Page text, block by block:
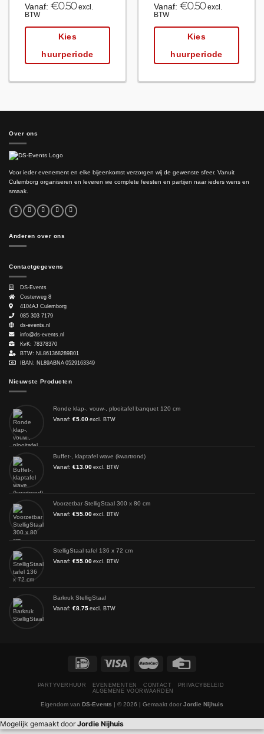
Vanaf:€0.50excl.
BTW
Kies
huurperiode
Vanaf:€0.50excl.
BTW
Kies
huurperiode
Over ons
Voor ieder evenement en elke bijeenkomst verzorgen wij de gewenste sfeer. Vanuit
Culemborg organiseren en leveren we complete feesten en partijen naar ieders wens en
smaak.
Anderen over ons
Contactgegevens
DS-Events
Costerweg 8
4104AJ Culemborg
085 303 7179
ds-events.nl
info@ds-events.nl
KvK: 78378370
BTW: NL861368289B01
IBAN: NL89ABNA 0529163349
Nieuwste Producten
Ronde klap-, vouw-, plooitafel banquet 120 cm
Vanaf: €5.00 excl. BTW
Buffet-, klaptafel wave (kwartrond)
Vanaf: €13.00 excl. BTW
Voorzetbar StelligStaal 300 x 80 cm
Vanaf: €55.00 excl. BTW
StelligStaal tafel 136 x 72 cm
Vanaf: €55.00 excl. BTW
Barkruk StelligStaal
Vanaf: €8.75 excl. BTW
PARTYVERHUUR EVENEMENTEN CONTACT
PRIVACYBELEID
ALGEMENE VOORWAARDEN
Eigendom van DS-Events | © 2026 | Gemaakt door Jordie Nijhuis
Mogelijk gemaakt doorJordie Nijhuis